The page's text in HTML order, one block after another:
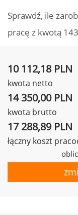
Sprawdź, ile
pracę z kwotą
10 112,18 PLN
kwota netto
14 350,00 PLN
kwota brutto
17 288,89 PLN
łączny koszt